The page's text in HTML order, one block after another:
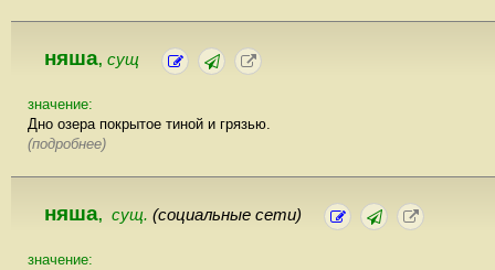
няша, сущ
значение:
Дно озера покрытое тиной и грязью.
(подробнее)
няша, сущ. (социальные сети)
значение: